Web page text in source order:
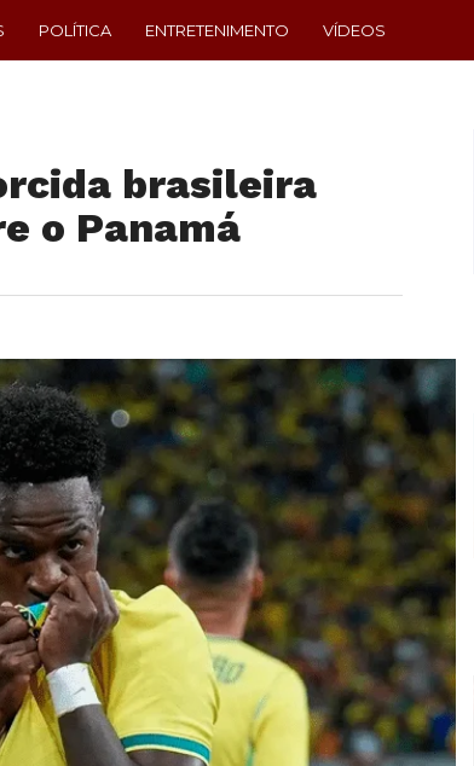
POLÍTICA ENTRETENIMENTO VÍDEOS
brasileira
o Panamá